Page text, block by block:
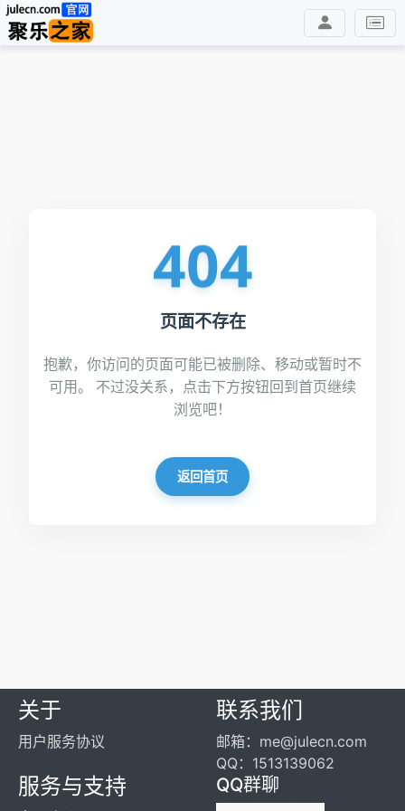
404
页面不存在
抱歉，你访问的页面可能已被删除、移动或暂时不
可用。 不过没关系，点击下方按钮回到首页继续
浏览吧！
返回首页
关于
用户服务协议
联系我们
邮箱：me@julecn.com
QQ：1513139062
服务与支持 QQ群聊